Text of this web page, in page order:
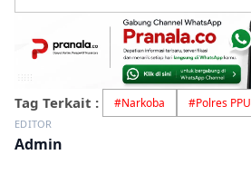
Tag Terkait : #Narkoba #Polres PPU
EDITOR
Admin